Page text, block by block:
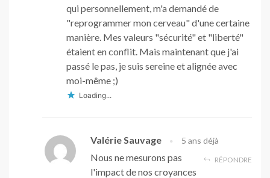
qui personnellement, m'a demandé de
"reprogrammer mon cerveau" d'une certaine
manière. Mes valeurs "sécurité" et "liberté"
étaient en conflit. Mais maintenant que j'ai
passé le pas, je suis sereine et alignée avec
moi-même ;)
Loading...
Valérie Sauvage 5 ans déjà
RÉPONDRE
Nous ne mesurons pas
l'impact de nos croyances